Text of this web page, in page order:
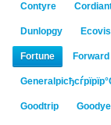
Contyre
Dunlopgy
Fortune Forward
Goodtrip